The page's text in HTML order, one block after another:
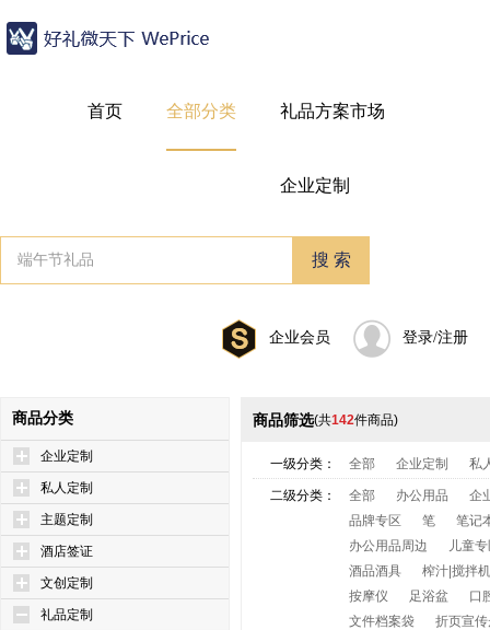
首页 全部分类 礼品方案市场
企业定制
企业会员 登录/注册
商品分类
企业定制
私人定制
主题定制
酒店签证
文创定制
礼品定制
商品筛选(共142件商品)
一级分类： 全部 企业定制 私
二级分类： 全部 办公用品
企
品牌专区
笔
笔记
办公用品周边
儿童
酒品酒具
榨汁|搅拌机
按摩仪
足浴盆
口
文件档案袋
折页宣